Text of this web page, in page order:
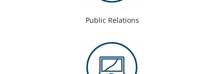
Public Relations